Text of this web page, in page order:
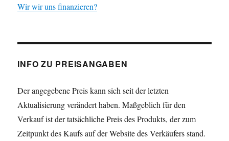
Wir wir uns finanzieren?
INFO ZU PREISANGABEN
Der angegebene Preis kann sich seit der letzten
Aktualisierung verändert haben. Maßgeblich für den
Verkauf ist der tatsächliche Preis des Produkts, der zum
Zeitpunkt des Kaufs auf der Website des Verkäufers stand.